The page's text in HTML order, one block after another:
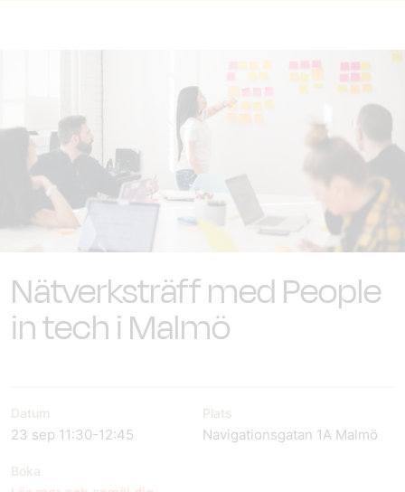
Nätverksträff med People
in tech i Malmö
Datum
23 sep 11:30-12:45
Boka
Plats
Navigationsgatan 1A Malmö